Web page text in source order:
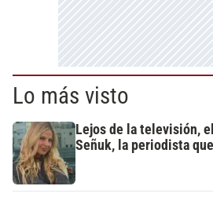
Lo más visto
Lejos de la televisión,
Señuk, la periodista